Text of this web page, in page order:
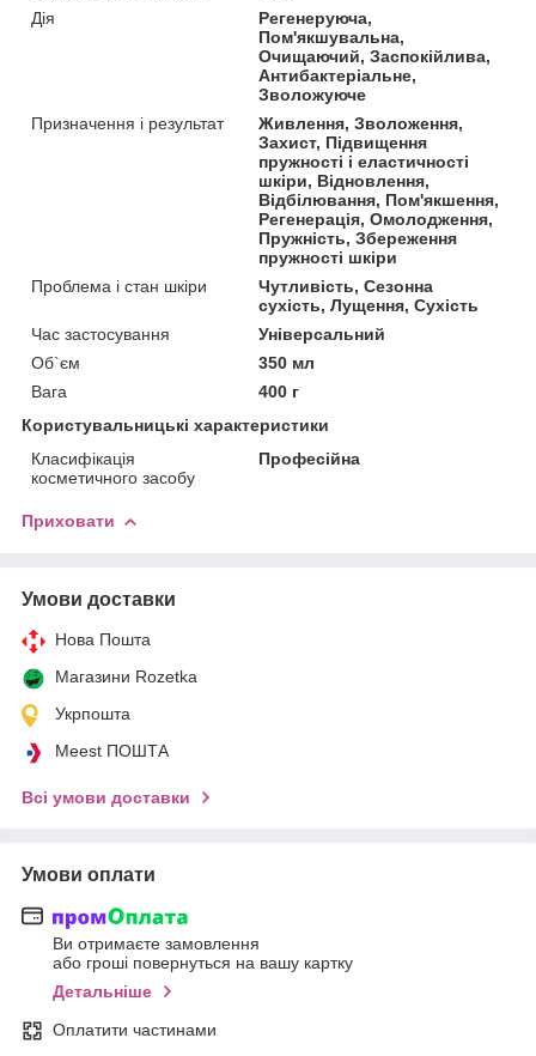
Дія
Регенеруюча,
Пом'якшувальна,
Очищаючий, Заспокійлива,
Антибактеріальне,
Зволожуюче
Призначення і результат
Живлення, Зволоження,
Захист, Підвищення
пружності і еластичності
шкіри, Відновлення,
Відбілювання, Пом'якшення,
Регенерація, Омолодження,
Пружність, Збереження
пружності шкіри
Проблема і стан шкіри
Чутливість, Сезонна
сухість, Лущення, Сухість
Час застосування
Універсальний
Об`єм
350 мл
Вага
400 г
Користувальницькі характеристики
Класифікація
косметичного засобу
Професійна
Приховати
Умови доставки
Нова Пошта
Магазини Rozetka
Укрпошта
Meest ПОШТА
Всі умови доставки
Умови оплати
Ви отримаєте замовлення
або гроші повернуться на вашу картку
Детальніше
Оплатити частинами